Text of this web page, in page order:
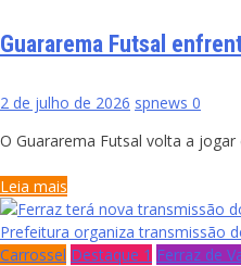
Guararema Futsal
2 de julho de 2026 spnews 0
O Guararema Futsal volta a
Leia mais
Prefeitura organiza transmissão
Carrossel Destaque 1 Ferraz de